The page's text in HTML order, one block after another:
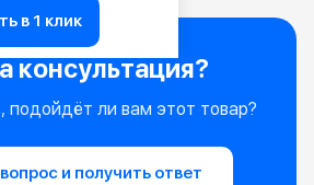
в 1 клик
консультация?
подойдёт ли вам этот товар?
и получить ответ